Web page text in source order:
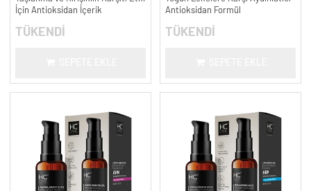
İçin Antioksidan İçerik
TÜKENDİ
ml.
Antioksidan Formül
TÜKENDİ